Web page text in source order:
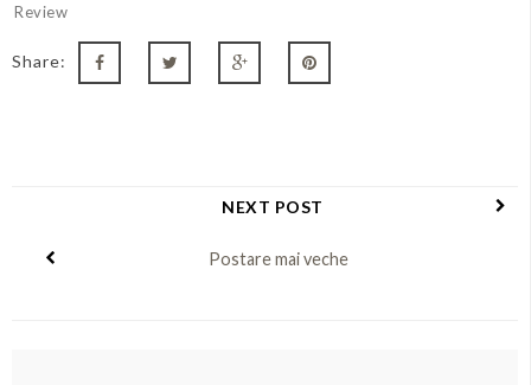
Review
Share:
NEXT POST
Postare mai veche